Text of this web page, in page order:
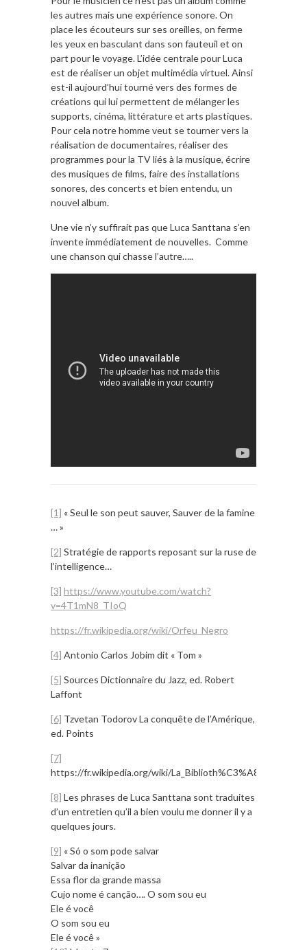
les autres mais une expérience sonore. On
place les écouteurs sur ses oreilles, on ferme
les yeux en basculant dans son fauteuil et on
part pour le voyage. L’idée centrale pour Luca
est de réaliser un objet multimédia virtuel. Ainsi
est-il aujourd’hui tourné vers des formes de
créations qui lui permettent de mélanger les
supports, cinéma, littérature et arts plastiques.
Pour cela notre homme veut se tourner vers la
réalisation de documentaires, réaliser des
programmes pour la TV liés à la musique, écrire
des musiques de films, faire des installations
sonores, des concerts et bien entendu, un
nouvel album.
Une vie n’y suffirait pas que Luca Santtana s’en
invente immédiatement de nouvelles. Comme
une chanson qui chasse l’autre…..
[1] « Seul le son peut sauver, Sauver de la famine
… »
[2] Stratégie de rapports reposant sur la ruse de
l’intelligence…
[3] https://www.youtube.com/watch?
v=4T1mN8_TIoQ
https://fr.wikipedia.org/wiki/Orfeu_Negro
[4] Antonio Carlos Jobim dit « Tom »
[5] Sources Dictionnaire du Jazz, ed. Robert
Laffont
[6] Tzvetan Todorov La conquête de l’Amérique,
ed. Points
[7]
https://fr.wikipedia.org/wiki/
[8] Les phrases de Luca Santtana sont traduites
d’un entretien qu’il a bien voulu me donner il y a
quelques jours.
[9] « Só o som pode salvar
Salvar da inanição
Essa flor da grande massa
Cujo nome é canção…. O som sou eu
Ele é você
O som sou eu
Ele é você »